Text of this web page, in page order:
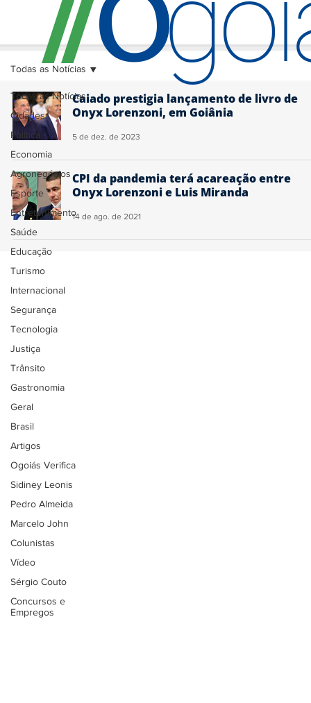
Todas as Notícias
Cidades
Política
Economia
Agronegócios
Esporte
Entretenimento
Saúde
Educação
Turismo
Internacional
Segurança
Tecnologia
Justiça
Trânsito
Gastronomia
Geral
Brasil
Artigos
Ogoiás Verifica
Sidiney Leonis
Pedro Almeida
Marcelo John
Colunistas
Vídeo
Sérgio Couto
Concursos e
Empregos
Todas as Notícias
Caiado prestigia lançamento de livro de
Onyx Lorenzoni, em Goiânia
5 de dez. de 2023
CPI da pandemia terá acareação entre
Onyx Lorenzoni e Luis Miranda
14 de ago. de 2021